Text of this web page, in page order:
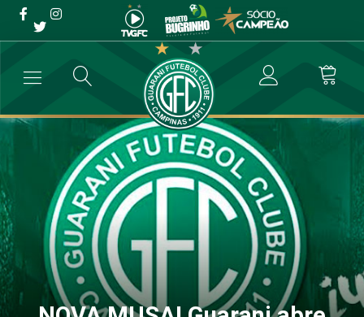
NOVA MUSA! Guarani abre
concurso para musa 2016
Social → NOVA MUSA! Guarani abre concurso para musa 2016